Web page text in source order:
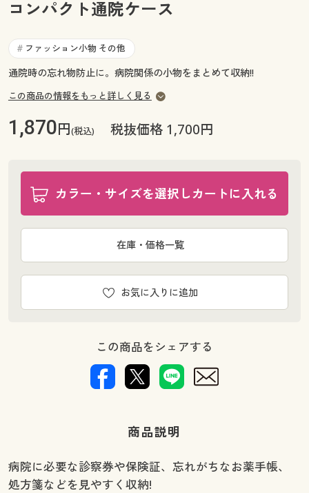
お気に入り
サポート
ご利用ガイド
よくある質問とお問い合わせ
サポート
ご利用ガイド
よくある質問とお問い合わせ
コンパクト通院ケース
# ファッション小物 その他
通院時の忘れ物防止に。病院関係の小物をまとめて収納!!
この商品の情報をもっと詳しく見る
1,870円(税込) 税抜価格 1,700円
カラー・サイズを選択しカートに入れる
お気に入りに追加
在庫・価格一覧
この商品をシェアする
商品説明
病院に必要な診察券や保険証、忘れがちなお薬手帳、
処方箋などを見やすく収納!